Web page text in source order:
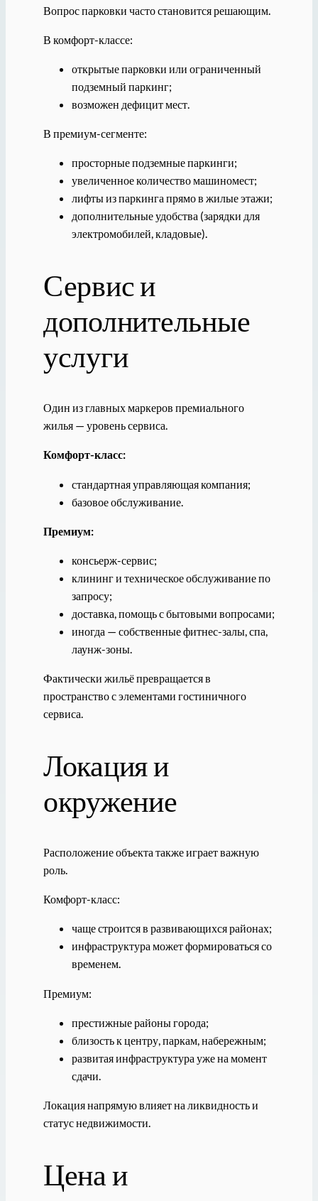
Вопрос парковки часто становится решающим.
В комфорт-классе:
открытые парковки или ограниченный
подземный паркинг;
возможен дефицит мест.
В премиум-сегменте:
просторные подземные паркинги;
увеличенное количество машиномест;
лифты из паркинга прямо в жилые этажи;
дополнительные удобства (зарядки для
электромобилей, кладовые).
Сервис и
дополнительные
услуги
Один из главных маркеров премиального
жилья — уровень сервиса.
Комфорт-класс:
стандартная управляющая компания;
базовое обслуживание.
Премиум:
консьерж-сервис;
клининг и техническое обслуживание по
запросу;
доставка, помощь с бытовыми вопросами;
иногда — собственные фитнес-залы, спа,
лаунж-зоны.
Фактически жильё превращается в
пространство с элементами гостиничного
сервиса.
Локация и
окружение
Расположение объекта также играет важную
роль.
Комфорт-класс:
чаще строится в развивающихся районах;
инфраструктура может формироваться со
временем.
Премиум:
престижные районы города;
близость к центру, паркам, набережным;
развитая инфраструктура уже на момент
сдачи.
Локация напрямую влияет на ликвидность и
статус недвижимости.
Цена и